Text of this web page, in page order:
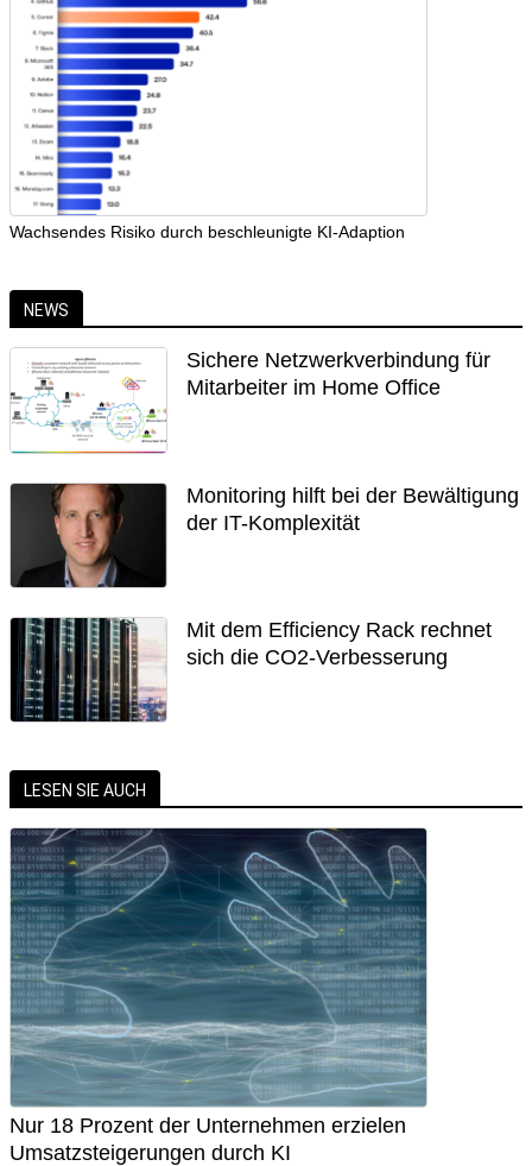
Wachsendes Risiko durch beschleunigte KI-Adaption
NEWS
Sichere Netzwerkverbindung für
Mitarbeiter im Home Office
Monitoring hilft bei der Bewältigung
der IT-Komplexität
Mit dem Efficiency Rack rechnet
sich die CO2-Verbesserung
LESEN SIE AUCH
Nur 18 Prozent der Unternehmen erzielen
Umsatzsteigerungen durch KI